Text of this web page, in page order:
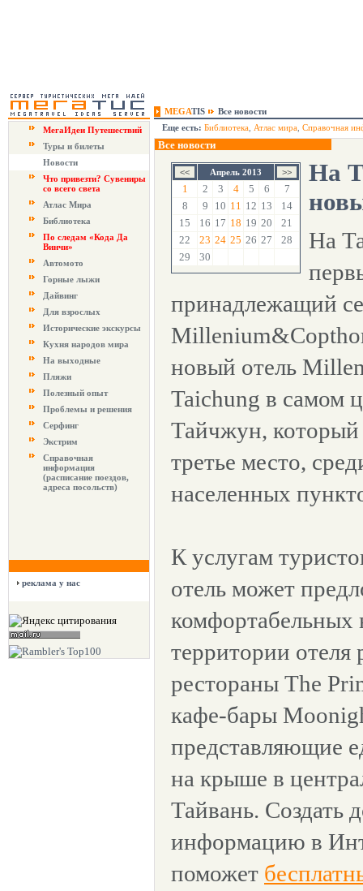
MEGATIS
Все новости
МегаИдеи Путешествий
Туры и билеты
Новости
Что привезти? Сувениры
со всего света
Атлас Мира
Библиотека
По следам «Кода Да
Винчи»
Автомото
Горные лыжи
Дайвинг
Для взрослых
Исторические экскурсы
Кухня народов мира
На выходные
Пляжи
Полезный опыт
Проблемы и решения
Серфинг
Экстрим
Справочная
информация
(расписание поездов,
адреса посольств)
реклама у нас
Еще есть: Библиотека Атлас мира Справочная
Все новости
Апрель 2013
1 2 3 4 5 6
7
8
9 10 11 12 13
14
15
16 17 18 19 20
21
22
23 24 25 26 27
28
29
30
На
На
принадлежащий
новый отель
Taichung в самом
Тайчжун, который
третье место,
населенных
К услугам
отель может
комфортабельных
территории отеля
рестораны The
кафе-бары
представляющие
на крыше в
Тайвань. Создать
информацию в
поможет